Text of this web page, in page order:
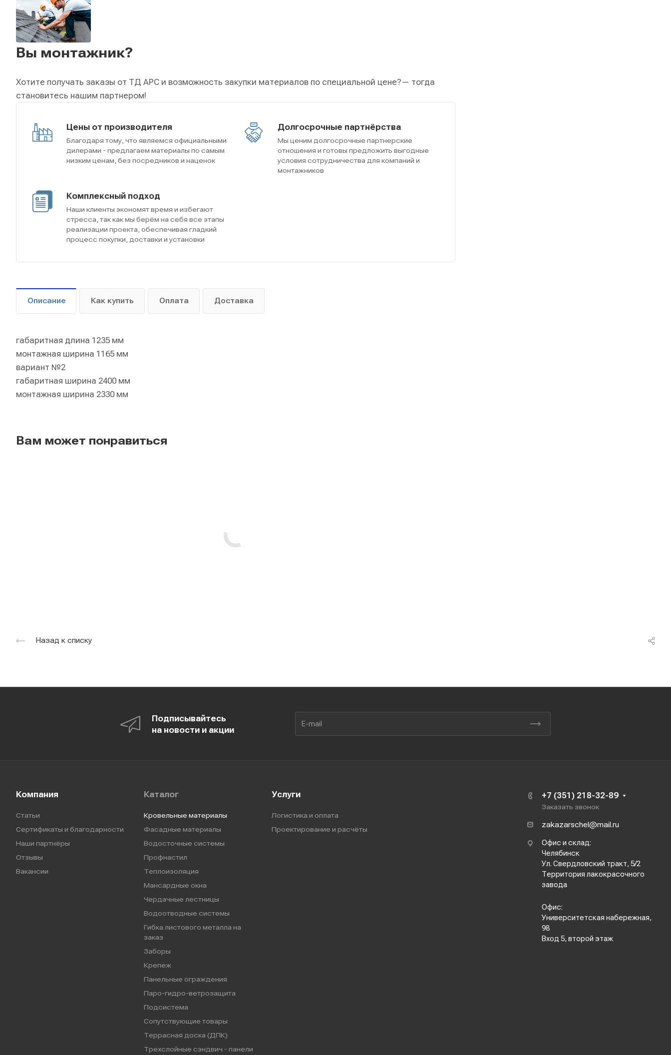
Вы монтажник?
Хотите получать заказы от ТД АРС и возможность закупки материалов по специальной цене?— тогда
становитесь нашим партнером!
Цены от производителя
Благодаря тому, что являемся официальными
дилерами - предлагаем материалы по самым
низким ценам, без посредников и наценок
Долгосрочные партнёрства
Мы ценим долгосрочные партнерские
отношения и готовы предложить выгодные
условия сотрудничества для компаний и
монтажников
Комплексный подход
Наши клиенты экономят время и избегают
стресса, так как мы берём на себя все этапы
реализации проекта, обеспечивая гладкий
процесс покупки, доставки и установки
Описание Как купить Оплата Доставка
габаритная длина 1235 мм
монтажная ширина 1165 мм
вариант №2
габаритная ширина 2400 мм
монтажная ширина 2330 мм
Вам может понравиться
Назад к списку
Подписывайтесь
на новости и акции
Компания
Статьи
Сертификаты и благодарности
Наши партнёры
Отзывы
Вакансии
Каталог
Кровельные материалы
Фасадные материалы
Водосточные системы
Профнастил
Теплоизоляция
Мансардные окна
Чердачные лестницы
Водоотводные системы
Гибка листового металла на
заказ
Заборы
Крепеж
Панельные ограждения
Паро-гидро-ветрозащита
Подсистема
Сопутствующие товары
Террасная доска (ДПК)
Трехслойные сэндвич - панели
Услуги
Логистика и оплата
Проектирование и расчёты
+7 (351) 218-32-89
Заказать звонок
zakazarschel@mail.ru
Офис и склад:
Челябинск
Ул. Свердловский тракт, 5/2
Территория лакокрасочного
завода
Офис:
Университетская набережная,
98
Вход 5, второй этаж